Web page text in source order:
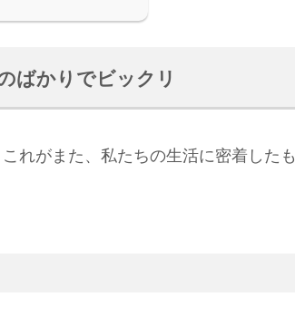
ばかりでビックリ
れがまた、私たちの生活に密着したも